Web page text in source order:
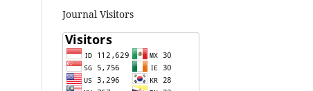
Journal Visitors